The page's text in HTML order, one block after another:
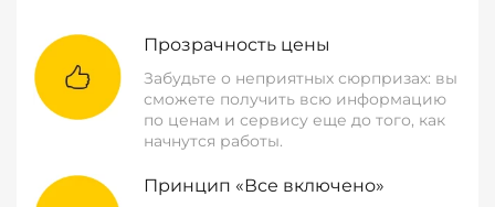
Прозрачность цены
Забудьте о неприятных сюрпризах: вы
сможете получить всю информацию
по ценам и сервису еще до того, как
начнутся работы.
Принцип «Все включено»